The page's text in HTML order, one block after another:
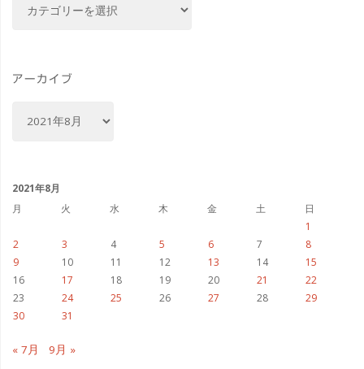
を
ー
アーカイブ
ブ
2021年8月
月
火 水 木 金 土
日
1
2
3 4 5 6 7
8
9
10 11 12 13 14
15
16
17 18 19 20 21
22
23
24 25 26 27 28
29
30
31
« 7月 9月 »